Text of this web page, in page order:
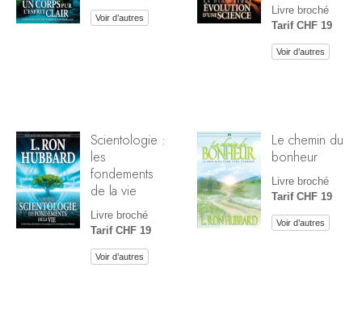
Voir d’autres
Livre broché
Tarif CHF 19
Voir d’autres
Scientologie :
les
fondements
de la vie
Livre broché
Tarif CHF 19
Voir d’autres
Le chemin du
bonheur
Livre broché
Tarif CHF 19
Voir d’autres